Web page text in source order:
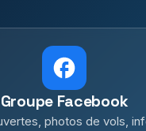
Groupe Facebook
photos de vols,